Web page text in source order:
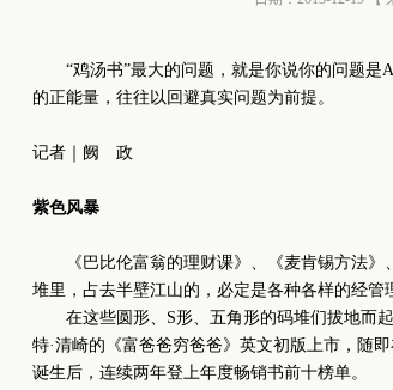
“鸡汤书”最大的问题，就是你说你的问题是A
的正能量，往往以回避真实问题为前提。
记者｜阙 政
紫色风暴
《巴比伦富翁的理财课》、《麦肯锡方法》
堆里，占去半壁江山的，必定是各种各样的经管
在这些圆形、S形、五角形的码堆们拔地而
特·清崎的《富爸爸穷爸爸》英文初版上市，随
诞生后，连续两年登上年度畅销书前十榜单。